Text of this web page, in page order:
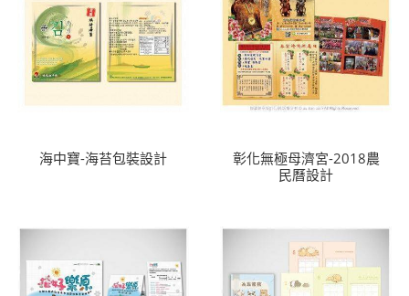
海中寶-海苔包裝設計
彰化無極母濟宮-2018農
民曆設計